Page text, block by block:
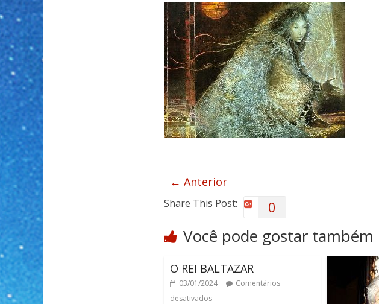
← Anterior
Share This Post: 0
Você pode gostar também
O REI BALTAZAR
03/01/2024
Comentários
desativados